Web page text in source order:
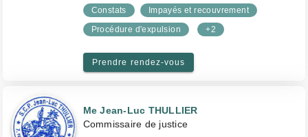
Constats
Impayés et recouvrement
Procédure d'expulsion
+2
Prendre rendez-vous
Me Jean-Luc THULLIER
Commissaire de justice